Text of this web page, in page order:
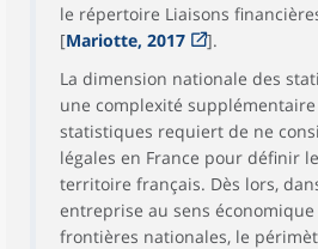
le répertoire Liaisons
[Mariotte, 2017
].
La dimension nationale des
une complexité supplémentaire
statistiques requiert de ne
légales en France pour définir
territoire français. Dès lors,
entreprise au sens
frontières nationales, le